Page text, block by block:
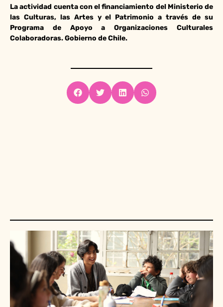
La actividad cuenta con el financiamiento del Ministerio de
las Culturas, las Artes y el Patrimonio a través de su
Programa de Apoyo a Organizaciones Culturales
Colaboradoras. Gobierno de Chile.